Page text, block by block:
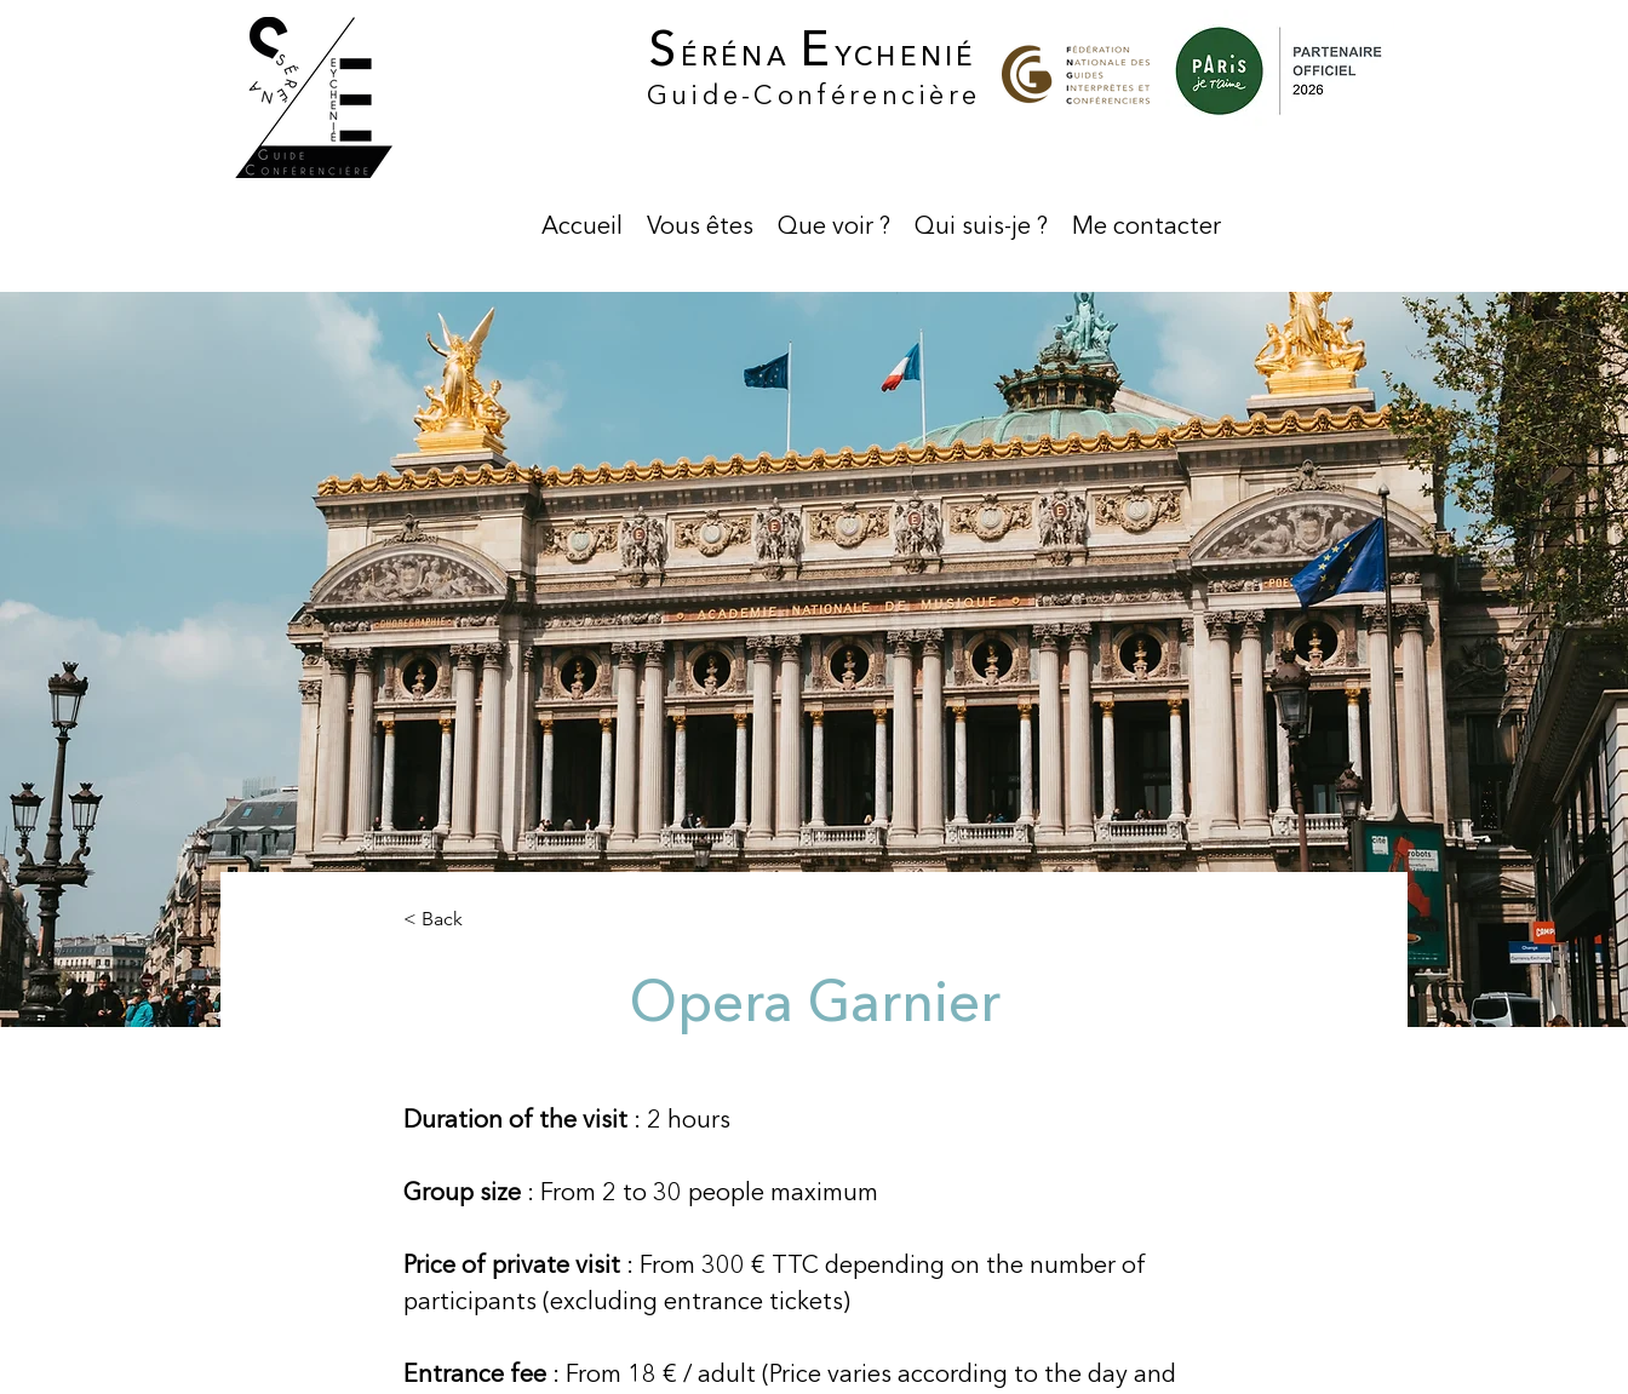
S ÉRÉNA E YCHENIÉ
Guide-Conférencière
Accueil Vous êtes Que voir ? Qui suis-je ? Me contacter
< Back
Opera Garnier
Duration of the visit : 2 hours
Group size : From 2 to 30 people maximum
Price of private visit : From 300 € TTC depending on the number of
participants (excluding entrance tickets)
Entrance fee : From 18 € / adult (Price varies according to the day and